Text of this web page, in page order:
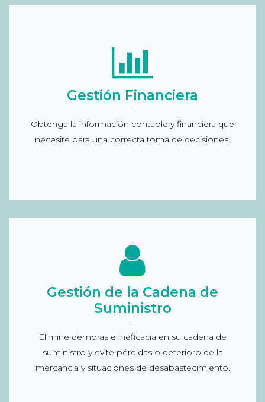
Gestión Financiera
Obtenga la información contable y financiera que
necesite para una correcta toma de decisiones.
Solución para la Gestión Financiera
Gestión del rendimiento financiero: de efectivo,
de remesas, seguimiento del ciclo de ingresos,
de pagos…
Gestión de la Cadena de
Suministro
Elimine demoras e ineficacia en su cadena de
suministro y evite pérdidas o deterioro de la
mercancía y situaciones de desabastecimiento.
Solución para la Gestión de la Cadena de
Suministro
producción, procesos de recepción y envío,
costes operativos, gastos de envío, unidades
para comprobar cuellos de botella, envíos